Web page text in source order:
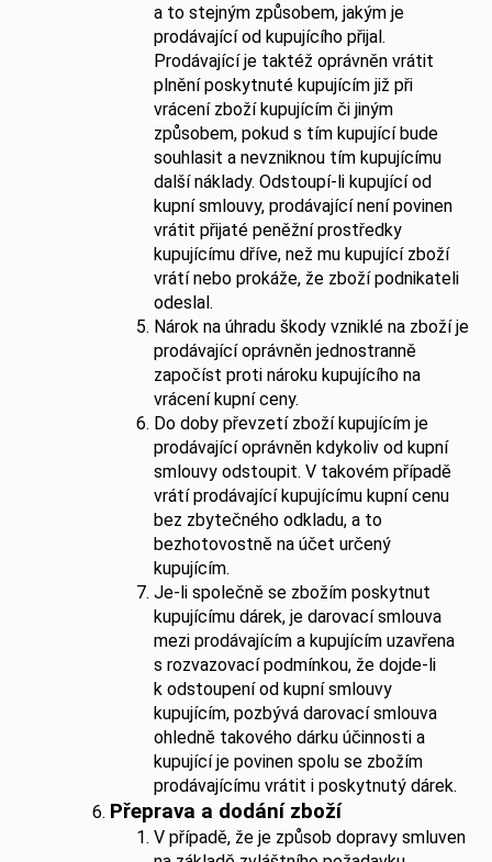
a to stejným způsobem, jakým je
prodávající od kupujícího přijal.
Prodávající je taktéž oprávněn vrátit
plnění poskytnuté kupujícím již při
vrácení zboží kupujícím či jiným
způsobem, pokud s tím kupující bude
souhlasit a nevzniknou tím kupujícímu
další náklady. Odstoupí-li kupující od
kupní smlouvy, prodávající není povinen
vrátit přijaté peněžní prostředky
kupujícímu dříve, než mu kupující zboží
vrátí nebo prokáže, že zboží podnikateli
odeslal.
Nárok na úhradu škody vzniklé na zboží je
prodávající oprávněn jednostranně
započíst proti nároku kupujícího na
vrácení kupní ceny.
Do doby převzetí zboží kupujícím je
prodávající oprávněn kdykoliv od kupní
smlouvy odstoupit. V takovém případě
vrátí prodávající kupujícímu kupní cenu
bez zbytečného odkladu, a to
bezhotovostně na účet určený
kupujícím.
Je-li společně se zbožím poskytnut
kupujícímu dárek, je darovací smlouva
mezi prodávajícím a kupujícím uzavřena
s rozvazovací podmínkou, že dojde-li
k odstoupení od kupní smlouvy
kupujícím, pozbývá darovací smlouva
ohledně takového dárku účinnosti a
kupující je povinen spolu se zbožím
prodávajícímu vrátit i poskytnutý dárek.
Přeprava a dodání zboží
V případě, že je způsob dopravy smluven